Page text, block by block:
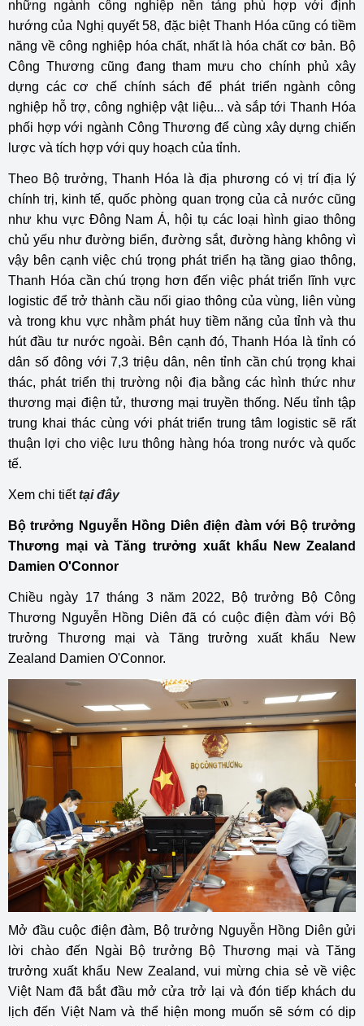
những ngành công nghiệp nền tảng phù hợp với định
hướng của Nghị quyết 58, đặc biệt Thanh Hóa cũng có tiềm
năng về công nghiệp hóa chất, nhất là hóa chất cơ bản. Bộ
Công Thương cũng đang tham mưu cho chính phủ xây
dựng các cơ chế chính sách để phát triển ngành công
nghiệp hỗ trợ, công nghiệp vật liệu... và sắp tới Thanh Hóa
phối hợp với ngành Công Thương để cùng xây dựng chiến
lược và tích hợp với quy hoạch của tỉnh.
Theo Bộ trưởng, Thanh Hóa là địa phương có vị trí địa lý
chính trị, kinh tế, quốc phòng quan trọng của cả nước cũng
như khu vực Đông Nam Á, hội tụ các loại hình giao thông
chủ yếu như đường biển, đường sắt, đường hàng không vì
vậy bên cạnh việc chú trọng phát triển hạ tầng giao thông,
Thanh Hóa cần chú trọng hơn đến việc phát triển lĩnh vực
logistic để trở thành cầu nối giao thông của vùng, liên vùng
và trong khu vực nhằm phát huy tiềm năng của tỉnh và thu
hút đầu tư nước ngoài. Bên cạnh đó, Thanh Hóa là tỉnh có
dân số đông với 7,3 triệu dân, nên tỉnh cần chú trọng khai
thác, phát triển thị trường nội địa bằng các hình thức như
thương mại điện tử, thương mại truyền thống. Nếu tỉnh tập
trung khai thác cùng với phát triển trung tâm logistic sẽ rất
thuận lợi cho việc lưu thông hàng hóa trong nước và quốc
tế.
Xem chi tiếttại đây
Bộ trưởng Nguyễn Hồng Diên điện đàm với Bộ trưởng
Thương mại và Tăng trưởng xuất khẩu New Zealand
Damien O'Connor
Chiều ngày 17 tháng 3 năm 2022, Bộ trưởng Bộ Công
Thương Nguyễn Hồng Diên đã có cuộc điện đàm với Bộ
trưởng Thương mại và Tăng trưởng xuất khẩu New
Zealand Damien O'Connor.
Mở đầu cuộc điện đàm, Bộ trưởng Nguyễn Hồng Diên gửi
lời chào đến Ngài Bộ trưởng Bộ Thương mại và Tăng
trưởng xuất khẩu New Zealand, vui mừng chia sẻ về việc
Việt Nam đã bắt đầu mở cửa trở lại và đón tiếp khách du
lịch đến Việt Nam và thể hiện mong muốn sẽ sớm có dịp